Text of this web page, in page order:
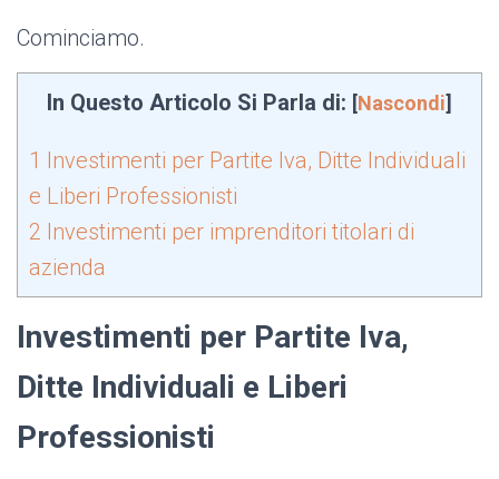
Cominciamo.
In Questo Articolo Si Parla di: [Nascondi]
1 Investimenti per Partite Iva, Ditte Individuali
e Liberi Professionisti
2 Investimenti per imprenditori titolari di
azienda
Investimenti per Partite Iva,
Ditte Individuali e Liberi
Professionisti